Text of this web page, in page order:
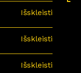
Išskleisti
Išskleisti
Išskleisti